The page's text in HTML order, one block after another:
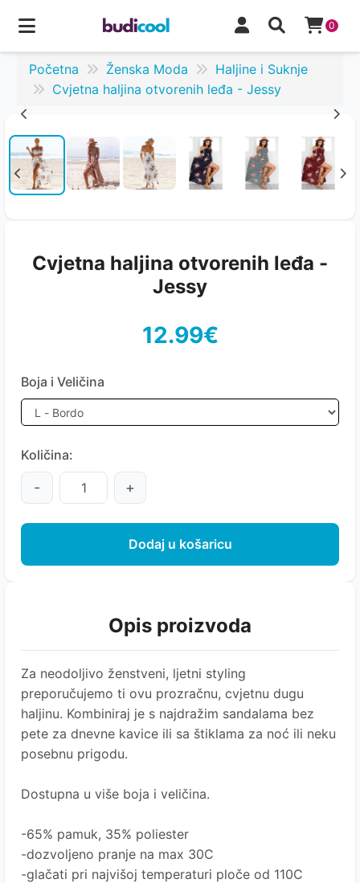
0
Početna Ženska Moda
Haljine i Suknje
Cvjetna haljina otvorenih leđa - Jessy
Cvjetna haljina otvorenih leđa -
Jessy
12.99€
Boja i Veličina
Količina:
- +
Dodaj u košaricu
Opis proizvoda
Za neodoljivo ženstveni, ljetni styling
preporučujemo ti ovu prozračnu, cvjetnu dugu
haljinu. Kombiniraj je s najdražim sandalama bez
pete za dnevne kavice ili sa štiklama za noć ili neku
posebnu prigodu.
Dostupna u više boja i veličina.
-65% pamuk, 35% poliester
-dozvoljeno pranje na max 30C
-glačati pri najvišoj temperaturi ploče od 110C